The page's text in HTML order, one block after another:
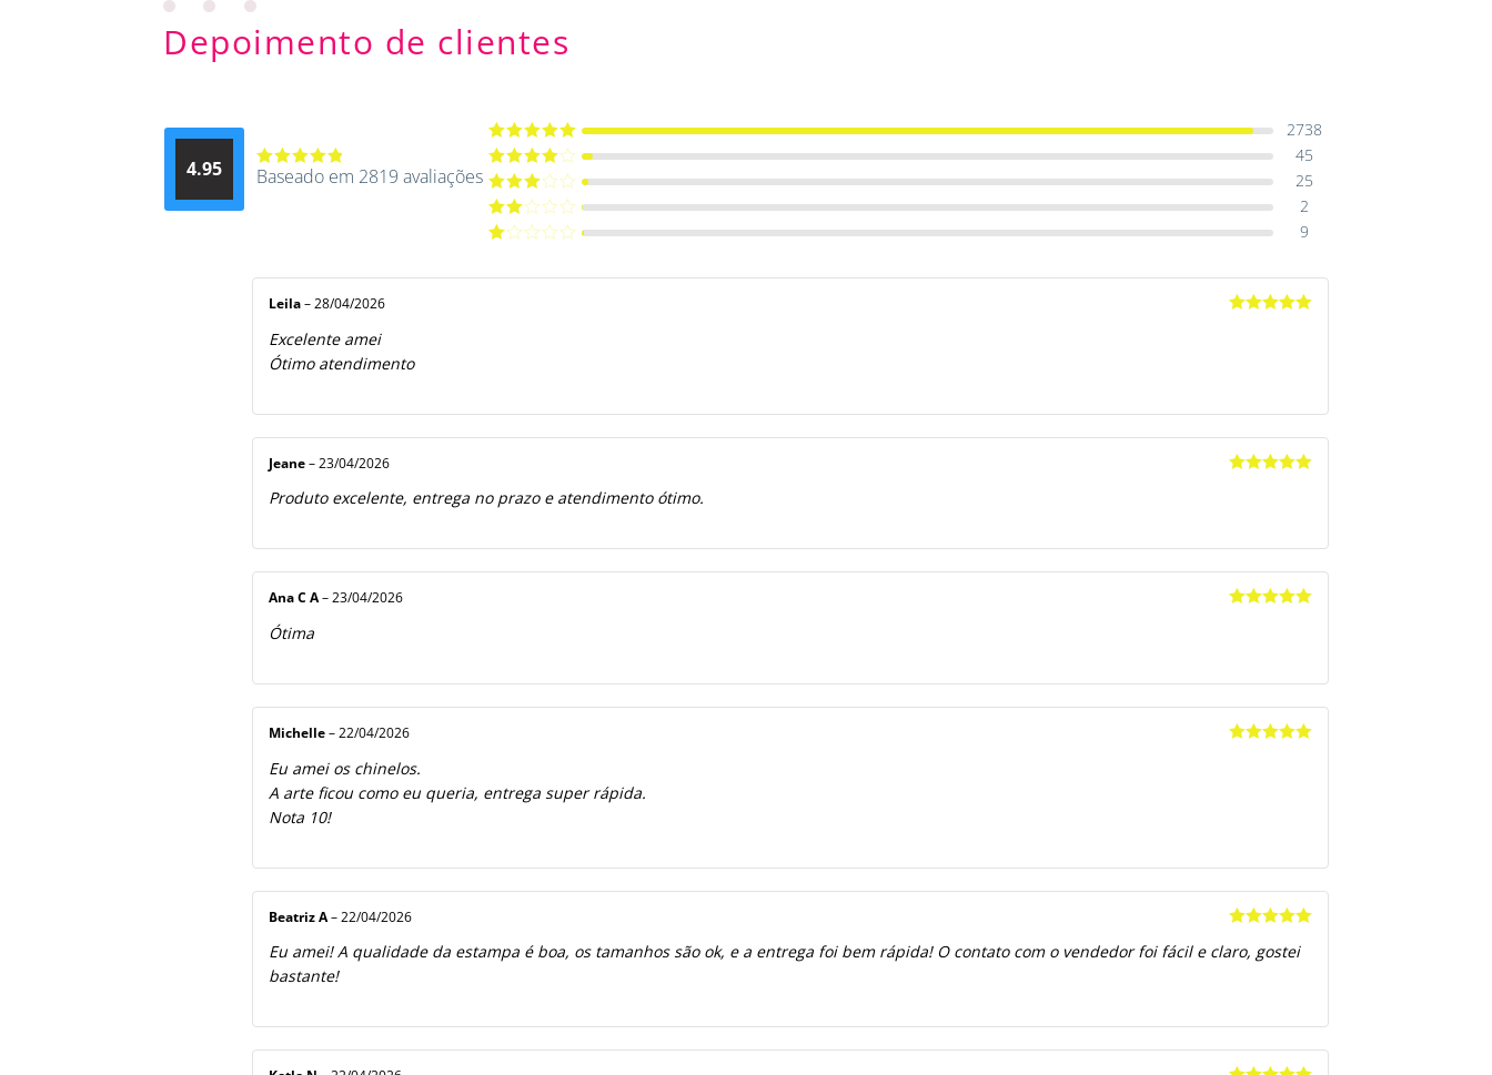
Depoimento de clientes
4.95
Avaliação
Baseado em 2819 avaliações
Avaliação5
2738
Avaliação
45
Avaliação
25
Avaliação
2
9
Leila – 28/04/2026
Excelente amei
Ótimo atendimento
Jeane – 23/04/2026
Produto excelente, entrega no prazo e atendimento ótimo.
Ana C A– 23/04/2026
Ótima
Michelle – 22/04/2026
Eu amei os chinelos.
A arte ficou como eu queria, entrega super rápida.
Nota 10!
de 5
Beatriz A – 22/04/2026
Eu amei! A qualidade da estampa é boa, os tamanhos são ok, e a entrega foi bem rápida! O contato com o vendedor foi fácil e claro, gostei
bastante!